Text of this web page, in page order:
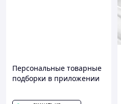
Персональные товарные
подборки в приложении